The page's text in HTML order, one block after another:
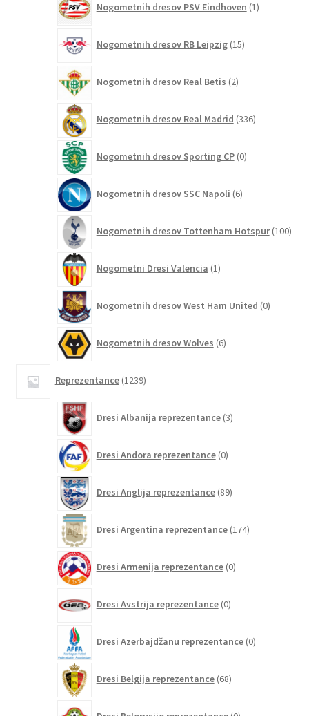
Nogometnih dresov PSV Eindhoven 1izdelek
Nogometnih dresov RB Leipzig 15izdelkov
Nogometnih dresov Real Betis 2izdelka
Nogometnih dresov Real Madrid 336izdelkov
Nogometnih dresov Sporting CP 0izdelkov
Nogometnih dresov SSC Napoli 6izdelkov
Nogometnih dresov Tottenham Hotspur 100
Nogometni Dresi Valencia 1izdelek
Nogometnih dresov West Ham United 0izdelkov
Nogometnih dresov Wolves 6izdelkov
Reprezentance 1239izdelkov
Dresi Albanija reprezentance 3izdelki
Dresi Andora reprezentance 0izdelkov
Dresi Anglija reprezentance 89izdelkov
Dresi Argentina reprezentance 174izdelkov
Dresi Armenija reprezentance 0izdelkov
Dresi Avstrija reprezentance 0izdelkov
Dresi Azerbajdžanu reprezentance 0izdelkov
Dresi Belgija reprezentance 68izdelkov